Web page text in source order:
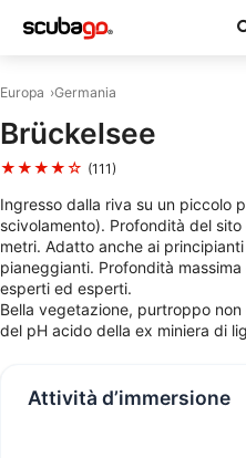
Europa Germania
Brückelsee
★★★★☆ (111)
Ingresso dalla riva su un piccolo
scivolamento). Profondità del
metri. Adatto anche ai
pianeggianti. Profondità
esperti ed esperti.
Bella vegetazione, purtroppo
del pH acido della ex miniera di
Attività d’immersione